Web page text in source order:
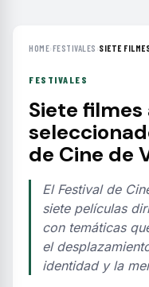
HOME›FESTIVALES ›SIETE
FESTIVALES
Siete filmes
de Cine de
El Festival de
siete películas
con temáticas
el
identidad y la